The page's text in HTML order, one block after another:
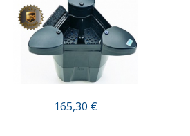
165,30 €